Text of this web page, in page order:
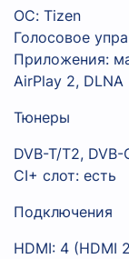
ОС: Tizen
Голосовое
Приложения:
AirPlay 2, DLNA
Тюнеры
DVB-T/T2,
CI+ слот: есть
Подключения
HDMI: 4 (HDMI